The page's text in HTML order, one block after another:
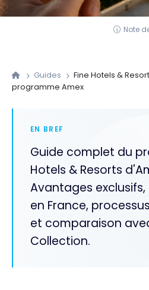
Note
Guides
Fine Hotels &
programme Amex
EN BREF
Guide complet du
Hotels & Resorts
Avantages
en France,
et comparaison
Collection.